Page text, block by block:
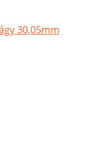
30,05mm